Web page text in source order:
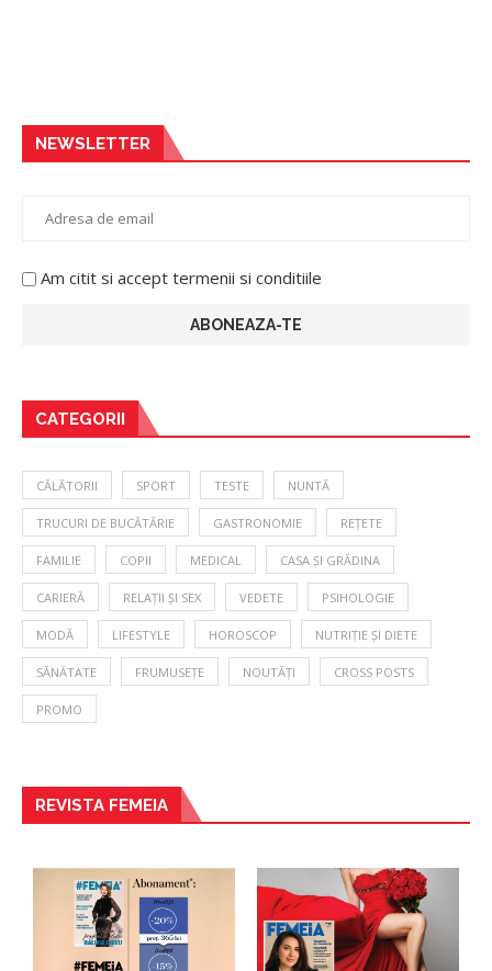
NEWSLETTER
Am citit si accept termenii si conditiile
CATEGORII
CĂLĂTORII SPORT TESTE NUNTĂ
TRUCURI DE BUCĂTĂRIE GASTRONOMIE REȚETE
FAMILIE COPII MEDICAL CASA ȘI GRĂDINA
CARIERĂ RELAȚII ȘI SEX VEDETE PSIHOLOGIE
MODĂ LIFESTYLE HOROSCOP NUTRIȚIE ȘI DIETE
SĂNĂTATE FRUMUSEȚE NOUTĂȚI CROSS POSTS
PROMO
REVISTA FEMEIA